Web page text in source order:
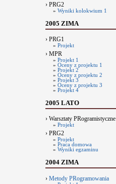
› PRG2
» Wyniki kolokwium 1
2005 ZIMA
› PRG1
» Projekt
› MPR
» Projekt 1
» Oceny z projektu 1
» Projekt 2
» Oceny z projektu 2
» Projekt 3
» Oceny z projektu 3
» Projekt 4
2005 LATO
› Warsztaty PRogramistyczne
» Projekt
› PRG2
» Projekt
» Praca domowa
» Wyniki egzaminu
2004 ZIMA
› Metody PRogramowania